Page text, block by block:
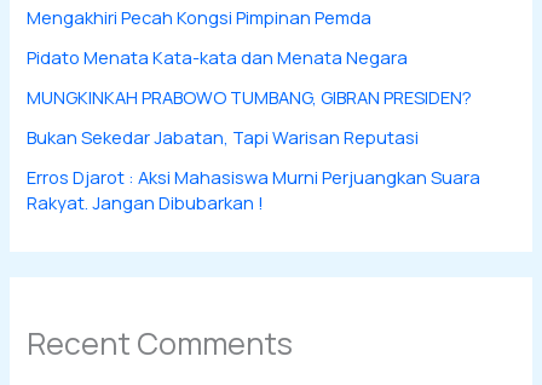
Mengakhiri Pecah Kongsi Pimpinan Pemda
Pidato Menata Kata-kata dan Menata Negara
MUNGKINKAH PRABOWO TUMBANG, GIBRAN PRESIDEN?
Bukan Sekedar Jabatan, Tapi Warisan Reputasi
Erros Djarot : Aksi Mahasiswa Murni Perjuangkan Suara
Rakyat. Jangan Dibubarkan !
Recent Comments